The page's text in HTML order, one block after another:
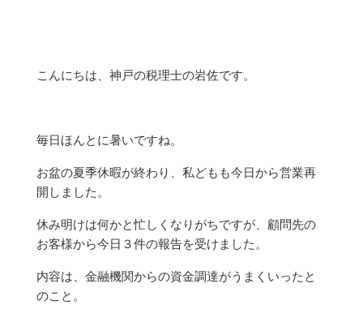
こんにちは、神戸の税理士の岩佐です。
毎日ほんとに暑いですね。
お盆の夏季休暇が終わり、私どもも今日から営業再
開しました。
休み明けは何かと忙しくなりがちですが、顧問先の
お客様から今日３件の報告を受けました。
内容は、金融機関からの資金調達がうまくいったと
のこと。